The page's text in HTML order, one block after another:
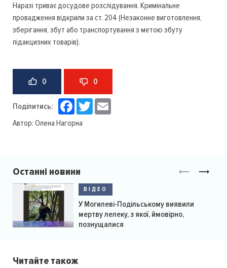
Наразі триває досудове розслідування. Кримінальне
провадження відкрили за ст. 204 (Незаконне виготовлення,
зберігання, збут або транспортування з метою збуту
підакцизних товарів).
0 0
Поділитись: Facebook
Twitter
Автор: Олена Нагорна
Останні новини
ВІДЕО
У Могилеві-Подільському виявили
мертву лелеку, з якої, ймовірно,
познущалися
Читайте також